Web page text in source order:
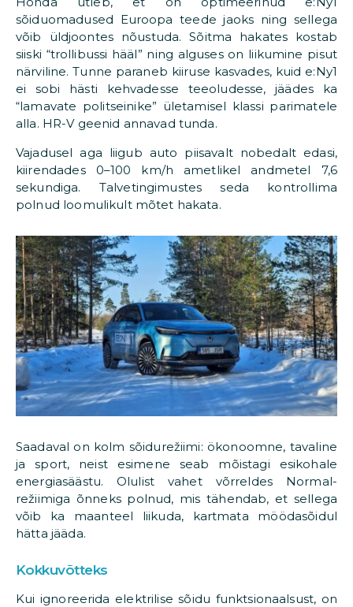
sõiduomadused Euroopa teede jaoks ning sellega
võib üldjoontes nõustuda. Sõitma hakates kostab
siiski “trollibussi hääl” ning alguses on liikumine pisut
närviline. Tunne paraneb kiiruse kasvades, kuid e:Ny1
ei sobi hästi kehvadesse teeoludesse, jäädes ka
“lamavate politseinike” ületamisel klassi parimatele
alla. HR-V geenid annavad tunda.
Vajadusel aga liigub auto piisavalt nobedalt edasi,
kiirendades 0–100 km/h ametlikel andmetel 7,6
sekundiga. Talvetingimustes seda kontrollima
polnud loomulikult mõtet hakata.
Saadaval on kolm sõidurežiimi: ökonoomne, tavaline
ja sport, neist esimene seab mõistagi esikohale
energiasäästu. Olulist vahet võrreldes Normal-
režiimiga õnneks polnud, mis tähendab, et sellega
võib ka maanteel liikuda, kartmata möödasõidul
hätta jääda.
Kokkuvõtteks
Kui ignoreerida elektrilise sõidu funktsionaalsust, on